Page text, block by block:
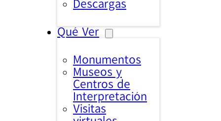
Descargas
Qué Ver
Monumentos
Museos y
Centros de
Interpretación
Visitas